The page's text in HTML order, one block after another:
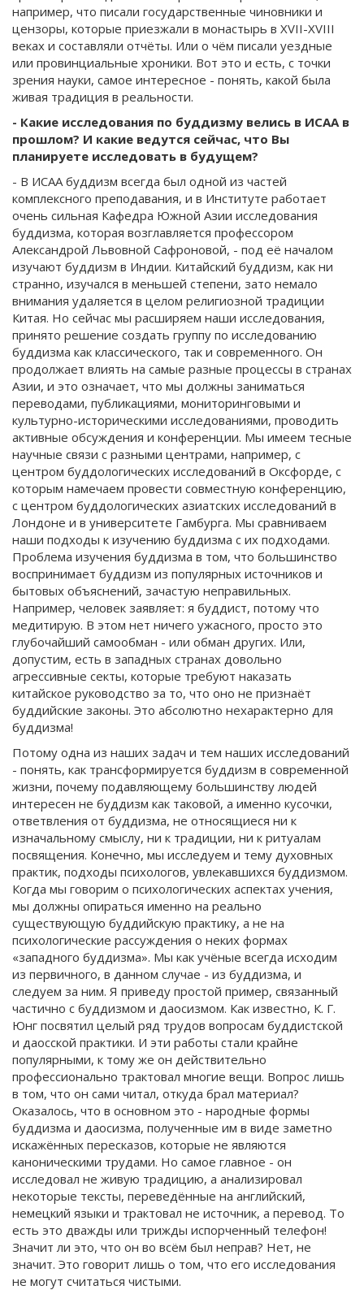
например, что писали государственные чиновники и
цензоры, которые приезжали в монастырь в XVII-XVIII
веках и составляли отчёты. Или о чём писали уездные
или провинциальные хроники. Вот это и есть, с точки
зрения науки, самое интересное - понять, какой была
живая традиция в реальности.
- Какие исследования по буддизму велись в ИСАА в
прошлом? И какие ведутся сейчас, что Вы
планируете исследовать в будущем?
- В ИСАА буддизм всегда был одной из частей
комплексного преподавания, и в Институте работает
очень сильная Кафедра Южной Азии исследования
буддизма, которая возглавляется профессором
Александрой Львовной Сафроновой, - под её началом
изучают буддизм в Индии. Китайский буддизм, как ни
странно, изучался в меньшей степени, зато немало
внимания удаляется в целом религиозной традиции
Китая. Но сейчас мы расширяем наши исследования,
принято решение создать группу по исследованию
буддизма как классического, так и современного. Он
продолжает влиять на самые разные процессы в странах
Азии, и это означает, что мы должны заниматься
переводами, публикациями, мониторинговыми и
культурно-историческими исследованиями, проводить
активные обсуждения и конференции. Мы имеем тесные
научные связи с разными центрами, например, с
центром буддологических исследований в Оксфорде, с
которым намечаем провести совместную конференцию,
с центром буддологических азиатских исследований в
Лондоне и в университете Гамбурга. Мы сравниваем
наши подходы к изучению буддизма с их подходами.
Проблема изучения буддизма в том, что большинство
воспринимает буддизм из популярных источников и
бытовых объяснений, зачастую неправильных.
Например, человек заявляет: я буддист, потому что
медитирую. В этом нет ничего ужасного, просто это
глубочайший самообман - или обман других. Или,
допустим, есть в западных странах довольно
агрессивные секты, которые требуют наказать
китайское руководство за то, что оно не признаёт
буддийские законы. Это абсолютно нехарактерно для
буддизма!
Потому одна из наших задач и тем наших исследований
- понять, как трансформируется буддизм в современной
жизни, почему подавляющему большинству людей
интересен не буддизм как таковой, а именно кусочки,
ответвления от буддизма, не относящиеся ни к
изначальному смыслу, ни к традиции, ни к ритуалам
посвящения. Конечно, мы исследуем и тему духовных
практик, подходы психологов, увлекавшихся буддизмом.
Когда мы говорим о психологических аспектах учения,
мы должны опираться именно на реально
существующую буддийскую практику, а не на
психологические рассуждения о неких формах
«западного буддизма». Мы как учёные всегда исходим
из первичного, в данном случае - из буддизма, и
следуем за ним. Я приведу простой пример, связанный
частично с буддизмом и даосизмом. Как известно, К. Г.
Юнг посвятил целый ряд трудов вопросам буддистской
и даосской практики. И эти работы стали крайне
популярными, к тому же он действительно
профессионально трактовал многие вещи. Вопрос лишь
в том, что он сами читал, откуда брал материал?
Оказалось, что в основном это - народные формы
буддизма и даосизма, полученные им в виде заметно
искажённых пересказов, которые не являются
каноническими трудами. Но самое главное - он
исследовал не живую традицию, а анализировал
некоторые тексты, переведённые на английский,
немецкий языки и трактовал не источник, а перевод. То
есть это дважды или трижды испорченный телефон!
Значит ли это, что он во всём был неправ? Нет, не
значит. Это говорит лишь о том, что его исследования
не могут считаться чистыми.